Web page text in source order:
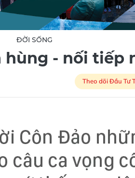
ĐỜI SỐNG
- nối tiếp
Theo dõi Đầu Tư